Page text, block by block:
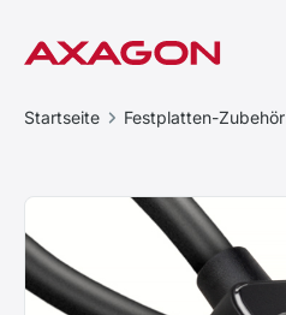
Startseite Festplatten-Zubehör